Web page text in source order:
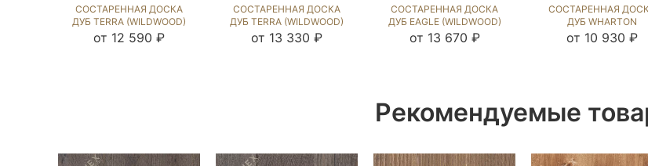
СОСТАРЕННАЯ ДОСКА
ДУБ TERRA (WILDWOOD)
102355
от 12 590 ₽
СОСТАРЕННАЯ ДОСКА
ДУБ TERRA (WILDWOOD)
229130
от 13 330 ₽
СОСТАРЕННАЯ ДОСКА
ДУБ EAGLE (WILDWOOD)
229117
от 13 670 ₽
СОСТАРЕННАЯ
ДУБ WHARTON
(WILDWOOD) 102365
от 10 930 ₽
Рекомендуемые